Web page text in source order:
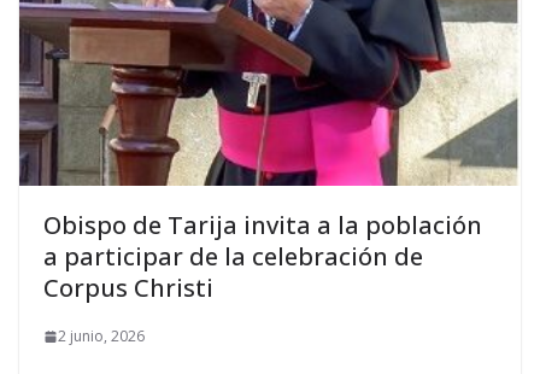
Obispo de Tarija invita a la población
a participar de la celebración de
Corpus Christi
2 junio, 2026